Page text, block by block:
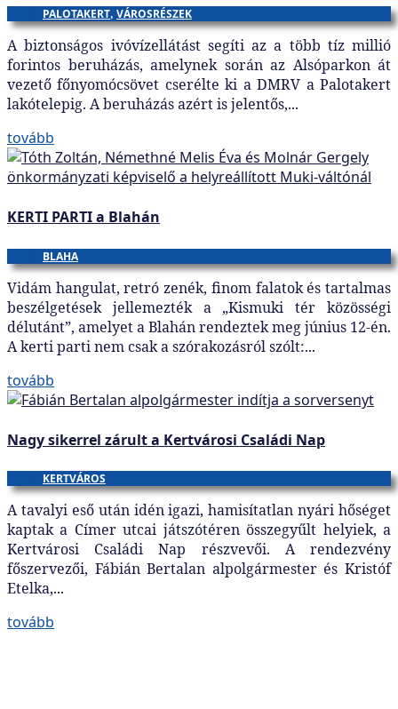
PALOTAKERT, VÁROSRÉSZEK
A biztonságos ivóvízellátást segíti az a több tíz millió
forintos beruházás, amelynek során az Alsóparkon át
vezető főnyomócsövet cserélte ki a DMRV a Palotakert
lakótelepig. A beruházás azért is jelentős,...
tovább
KERTI PARTI a Blahán
BLAHA
Vidám hangulat, retró zenék, finom falatok és tartalmas
beszélgetések jellemezték a „Kismuki tér közösségi
délutánt”, amelyet a Blahán rendeztek meg június 12-én.
A kerti parti nem csak a szórakozásról szólt:...
tovább
Nagy sikerrel zárult a Kertvárosi Családi Nap
KERTVÁROS
A tavalyi eső után idén igazi, hamisítatlan nyári hőséget
kaptak a Címer utcai játszótéren összegyűlt helyiek, a
Kertvárosi Családi Nap részvevői. A rendezvény
főszervezői, Fábián Bertalan alpolgármester és Kristóf
Etelka,...
tovább